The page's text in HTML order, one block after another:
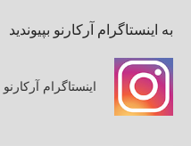
به اینستاگرام آرکارنو بپیوندید
اینستاگرام آرکارنو